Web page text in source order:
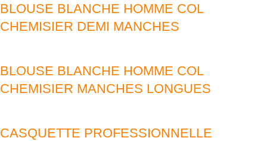
BLOUSE BLANCHE HOMME COL
CHEMISIER DEMI MANCHES
BLOUSE BLANCHE HOMME COL
CHEMISIER MANCHES LONGUES
CASQUETTE PROFESSIONNELLE